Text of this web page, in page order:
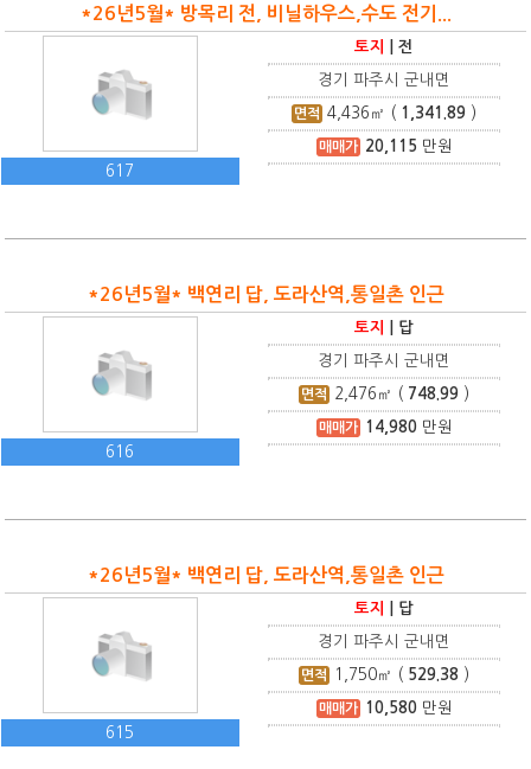
*26년5월* 방목리 전, 비닐하우스,수도 전기...
617
토지 |전
경기 파주시 군내면
면적 4,436 ㎡ ( 1,341.89 )
매매가 20,115 만원
*26년5월* 백연리 답, 도라산역,통일촌 인근
616
토지 답
경기 파주시 군내면
면적 2,476 ㎡ ( 748.99 )
매매가 14,980만원
*26년5월* 백연리 답, 도라산역,통일촌 인근
615
토지 답
경기 파주시 군내면
면적 1,750㎡ ( 529.38 )
매매가 10,580만원